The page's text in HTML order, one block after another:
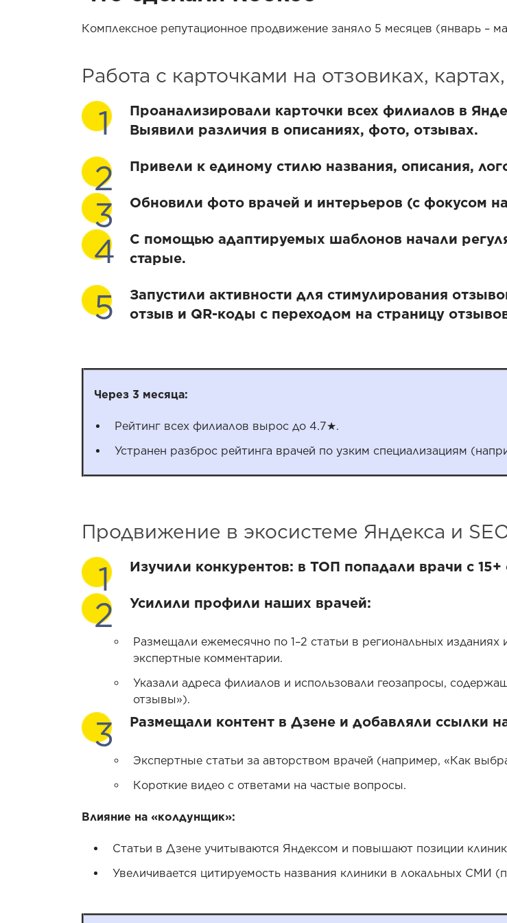
Комплексное репутационное продвижение заняло 5 месяцев (январь –
Работа с карточками на отзовиках,
Проанализировали карточки всех филиалов в
Выявили различия в описаниях, фото, отзывах.
Привели к единому стилю названия, описания,
Обновили фото врачей и интерьеров (с фокусом
С помощью адаптируемых шаблонов начали
старые.
Запустили активности для стимулирования
отзыв и QR-коды с переходом на страницу
Через 3 месяца:
Рейтинг всех филиалов вырос до 4.7★.
Устранен разброс рейтинга врачей по узким специализациям
Продвижение в экосистеме Яндекса и
Изучили конкурентов: в ТОП попадали врачи с
Усилили профили наших врачей:
Размещали ежемесячно по 1–2 статьи в региональных
экспертные комментарии.
Указали адреса филиалов и использовали геозапросы,
отзывы»).
Размещали контент в Дзене и добавляли ссылки
Экспертные статьи за авторством врачей (например, «Как
Короткие видео с ответами на частые вопросы.
Влияние на «колдунщик»:
Статьи в Дзене учитываются Яндексом и повышают позиции
Увеличивается цитируемость названия клиники в локальных СМИ